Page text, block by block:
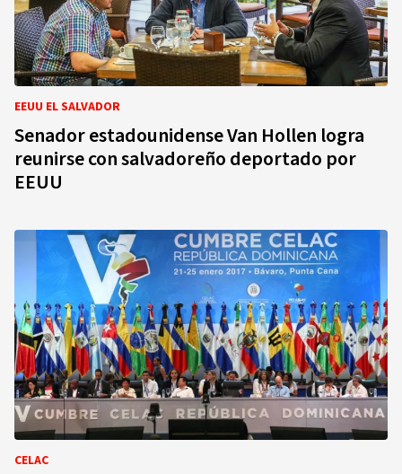
EEUU EL SALVADOR
Senador estadounidense Van Hollen logra
reunirse con salvadoreño deportado por
EEUU
CELAC